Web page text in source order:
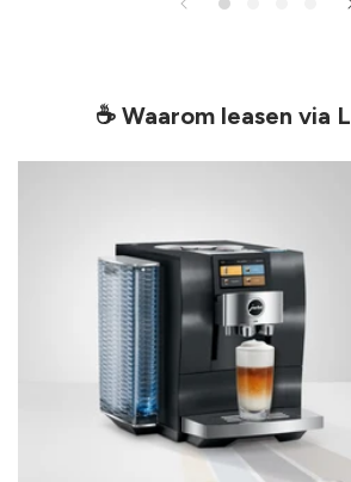
☕ Waarom leasen via